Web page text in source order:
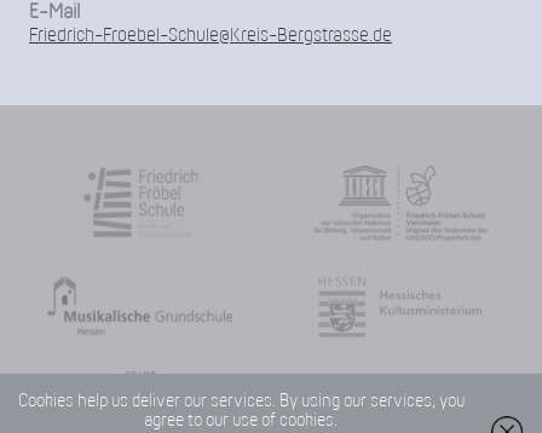
E-Mail
Friedrich-Froebel-Schule@Kreis-Bergstrasse.de
Cookies help us deliver our services. By using our services, you
agree to our use of cookies.